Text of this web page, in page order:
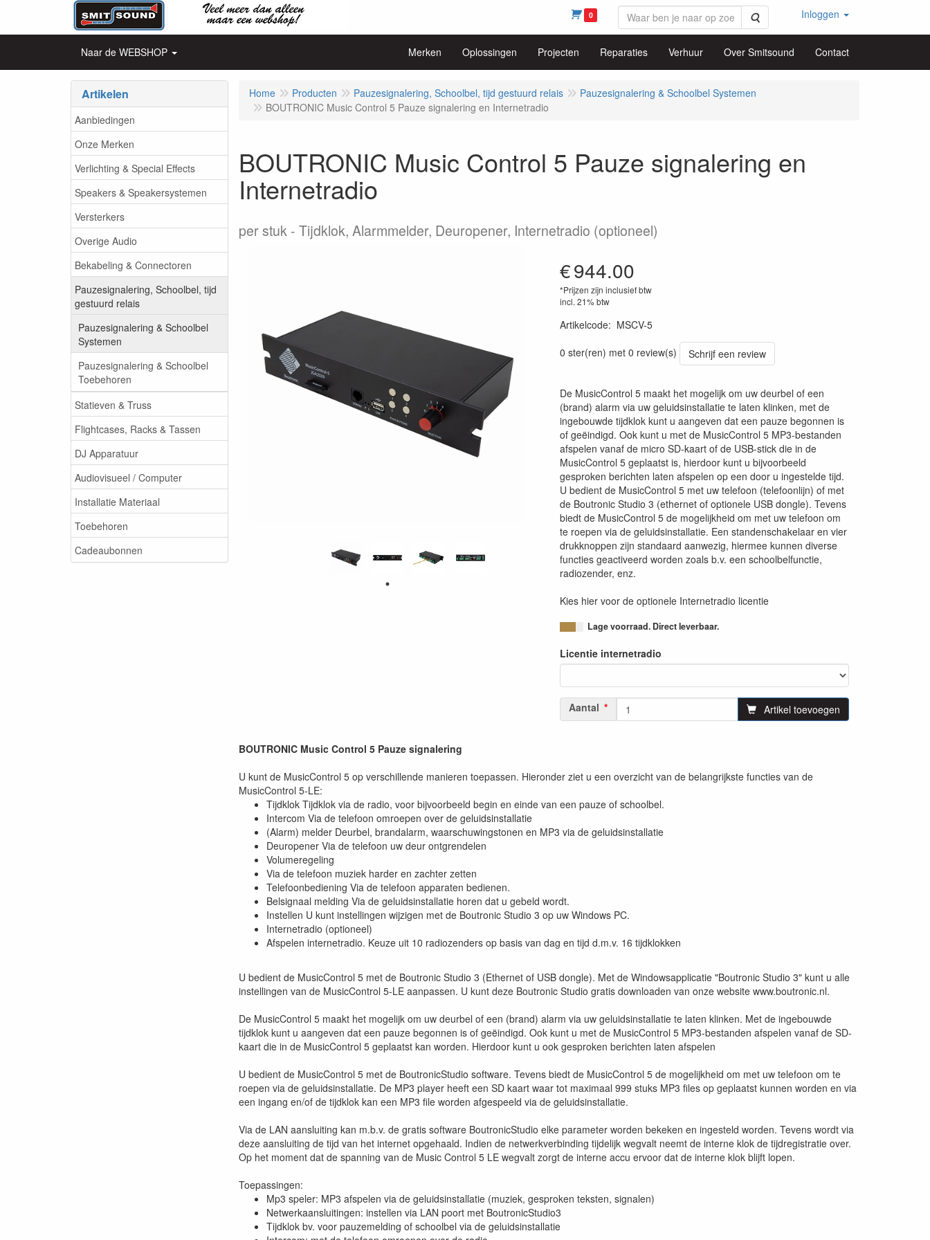
0 Zoeken Inloggen
Naar de WEBSHOP Merken Oplossingen Projecten Reparaties Verhuur Over Smitsound Contact
Artikelen
Aanbiedingen
Onze Merken
Verlichting & Special Effects
Speakers & Speakersystemen
Versterkers
Overige Audio
Bekabeling & Connectoren
Pauzesignalering, Schoolbel, tijd
gestuurd relais
Pauzesignalering & Schoolbel
Systemen
Pauzesignalering & Schoolbel
Toebehoren
Statieven & Truss
Flightcases, Racks & Tassen
DJ Apparatuur
Audiovisueel / Computer
Installatie Materiaal
Toebehoren
Cadeaubonnen
Home Producten Pauzesignalering, Schoolbel, tijd gestuurd relais
Pauzesignalering & Schoolbel Systemen
BOUTRONIC Music Control 5 Pauze signalering en Internetradio
BOUTRONIC Music Control 5 Pauze signalering en
Internetradio
per stuk Tijdklok, Alarmmelder, Deuropener, Internetradio (optioneel)
€944.00
*Prijzen zijn inclusief btw
incl. 21% btw
Artikelcode: MSCV-5
0 ster(ren) met 0 review(s)
Schrijf een review
De MusicControl 5 maakt het mogelijk om uw deurbel of een
(brand) alarm via uw geluidsinstallatie te laten klinken, met de
ingebouwde tijdklok kunt u aangeven dat een pauze begonnen is
of geëindigd. Ook kunt u met de MusicControl 5 MP3-bestanden
afspelen vanaf de micro SD-kaart of de USB-stick die in de
MusicControl 5 geplaatst is, hierdoor kunt u bijvoorbeeld
gesproken berichten laten afspelen op een door u ingestelde tijd.
U bedient de MusicControl 5 met uw telefoon (telefoonlijn) of met
de Boutronic Studio 3 (ethernet of optionele USB dongle). Tevens
biedt de MusicControl 5 de mogelijkheid om met uw telefoon om
te roepen via de geluidsinstallatie. Een standenschakelaar en vier
drukknoppen zijn standaard aanwezig, hiermee kunnen diverse
functies geactiveerd worden zoals b.v. een schoolbelfunctie,
radiozender, enz.
Kies hier voor de optionele Internetradio licentie
Lage voorraad. Direct leverbaar.
Licentie internetradio
Aantal Artikel toevoegen
BOUTRONIC Music Control 5 Pauze signalering
U kunt de MusicControl 5 op verschillende manieren toepassen. Hieronder ziet u een overzicht van de belangrijkste functies van de
MusicControl 5-LE:
Tijdklok Tijdklok via de radio, voor bijvoorbeeld begin en einde van een pauze of schoolbel.
Intercom Via de telefoon omroepen over de geluidsinstallatie
(Alarm) melder Deurbel, brandalarm, waarschuwingstonen en MP3 via de geluidsinstallatie
Deuropener Via de telefoon uw deur ontgrendelen
Volumeregeling
Via de telefoon muziek harder en zachter zetten
Telefoonbediening Via de telefoon apparaten bedienen.
Belsignaal melding Via de geluidsinstallatie horen dat u gebeld wordt.
Instellen U kunt instellingen wijzigen met de Boutronic Studio 3 op uw Windows PC.
Internetradio (optioneel)
Afspelen internetradio. Keuze uit 10 radiozenders op basis van dag en tijd d.m.v. 16 tijdklokken
U bedient de MusicControl 5 met de Boutronic Studio 3 (Ethernet of USB dongle). Met de Windowsapplicatie "Boutronic Studio 3" kunt u alle
instellingen van de MusicControl 5-LE aanpassen. U kunt deze Boutronic Studio gratis downloaden van onze website www.boutronic.nl.
De MusicControl 5 maakt het mogelijk om uw deurbel of een (brand) alarm via uw geluidsinstallatie te laten klinken. Met de ingebouwde
tijdklok kunt u aangeven dat een pauze begonnen is of geëindigd. Ook kunt u met de MusicControl 5 MP3-bestanden afspelen vanaf de SD-
kaart die in de MusicControl 5 geplaatst kan worden. Hierdoor kunt u ook gesproken berichten laten afspelen
U bedient de MusicControl 5 met de BoutronicStudio software. Tevens biedt de MusicControl 5 de mogelijkheid om met uw telefoon om te
roepen via de geluidsinstallatie. De MP3 player heeft een SD kaart waar tot maximaal 999 stuks MP3 files op geplaatst kunnen worden en via
een ingang en/of de tijdklok kan een MP3 file worden afgespeeld via de geluidsinstallatie.
Via de LAN aansluiting kan m.b.v. de gratis software BoutronicStudio elke parameter worden bekeken en ingesteld worden. Tevens wordt via
deze aansluiting de tijd van het internet opgehaald. Indien de netwerkverbinding tijdelijk wegvalt neemt de interne klok de tijdregistratie over.
Op het moment dat de spanning van de Music Control 5 LE wegvalt zorgt de interne accu ervoor dat de interne klok blijft lopen.
Toepassingen:
Mp3 speler: MP3 afspelen via de geluidsinstallatie (muziek, gesproken teksten, signalen)
Netwerkaansluitingen: instellen via LAN poort met BoutronicStudio3
Tijdklok bv. voor pauzemelding of schoolbel via de geluidsinstallatie